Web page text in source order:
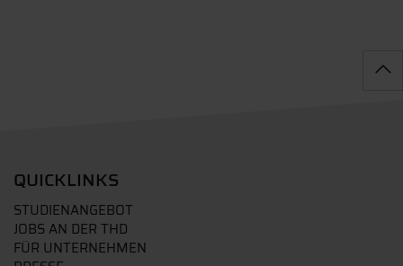
QUICKLINKS
STUDIENANGEBOT
JOBS AN DER THD
FÜR UNTERNEHMEN